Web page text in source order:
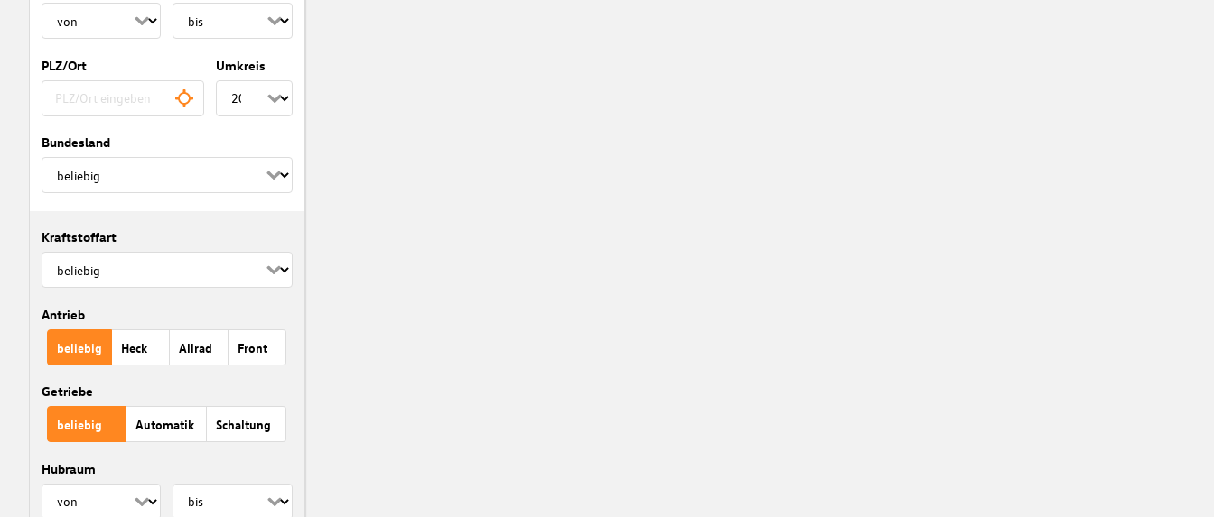
PLZ/Ort Umkreis
Bundesland
Kraftstoffart
Antrieb
beliebig Heck Allrad Front
Getriebe
beliebig Automatik Schaltung
Hubraum